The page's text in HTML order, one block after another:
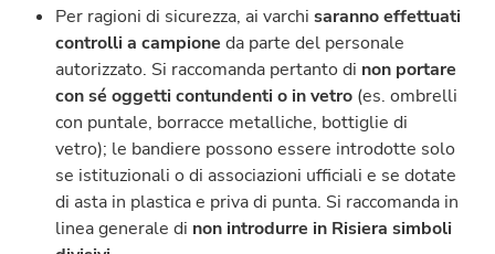
Per ragioni di sicurezza, ai varchi saranno effettuati
controlli a campione da parte del personale
autorizzato. Si raccomanda pertanto di non portare
con sé oggetti contundenti o in vetro (es. ombrelli
con puntale, borracce metalliche, bottiglie di
vetro); le bandiere possono essere introdotte solo
se istituzionali o di associazioni ufficiali e se dotate
di asta in plastica e priva di punta. Si raccomanda in
linea generale di non introdurre in Risiera simboli